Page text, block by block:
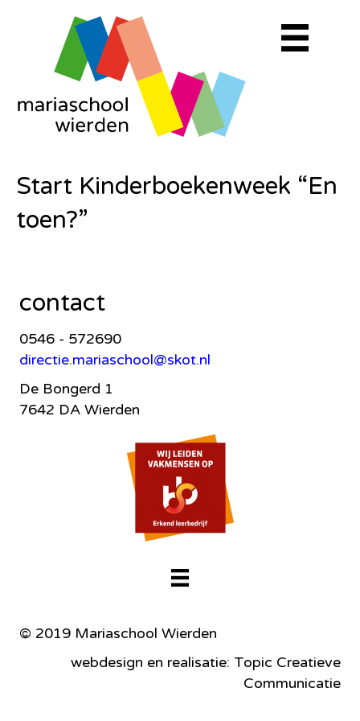
Start Kinderboekenweek “En
toen?”
contact
0546 - 572690
directie.mariaschool@skot.nl
De Bongerd 1
7642 DA Wierden
© 2019 Mariaschool Wierden
webdesign en realisatie: Topic Creatieve
Communicatie